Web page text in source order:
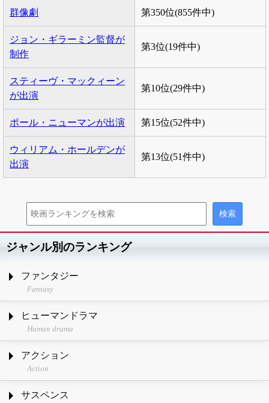
群像劇 第350位(855件中)
ジョン・ギラーミン監督が
制作
第3位(19件中)
スティーヴ・マックィーン
が出演
第10位(29件中)
ポール・ニューマンが出演 第15位(52件中)
ウィリアム・ホールデンが
出演
第13位(51件中)
ジャンル別のランキング
ファンタジー
Fantasy
ヒューマンドラマ
Human drama
アクション
Action
サスペンス